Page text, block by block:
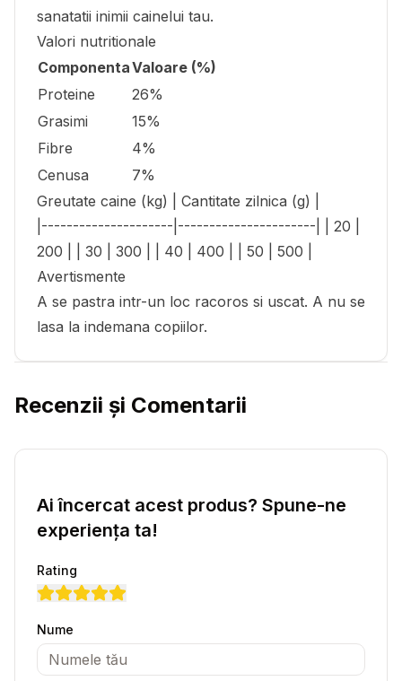
sanatatii inimii cainelui tau.
Valori nutritionale
ComponentaValoare (%)
Proteine
26%
Grasimi
15%
Fibre
4%
Cenusa
7%
Greutate caine (kg) | Cantitate zilnica (g) |
|---------------------|----------------------| | 20 |
200 | | 30 | 300 | | 40 | 400 | | 50 | 500 |
Avertismente
A se pastra intr-un loc racoros si uscat. A nu se
lasa la indemana copiilor.
Recenzii și Comentarii
Ai încercat acest produs? Spune-ne
experiența ta!
Rating
Nume